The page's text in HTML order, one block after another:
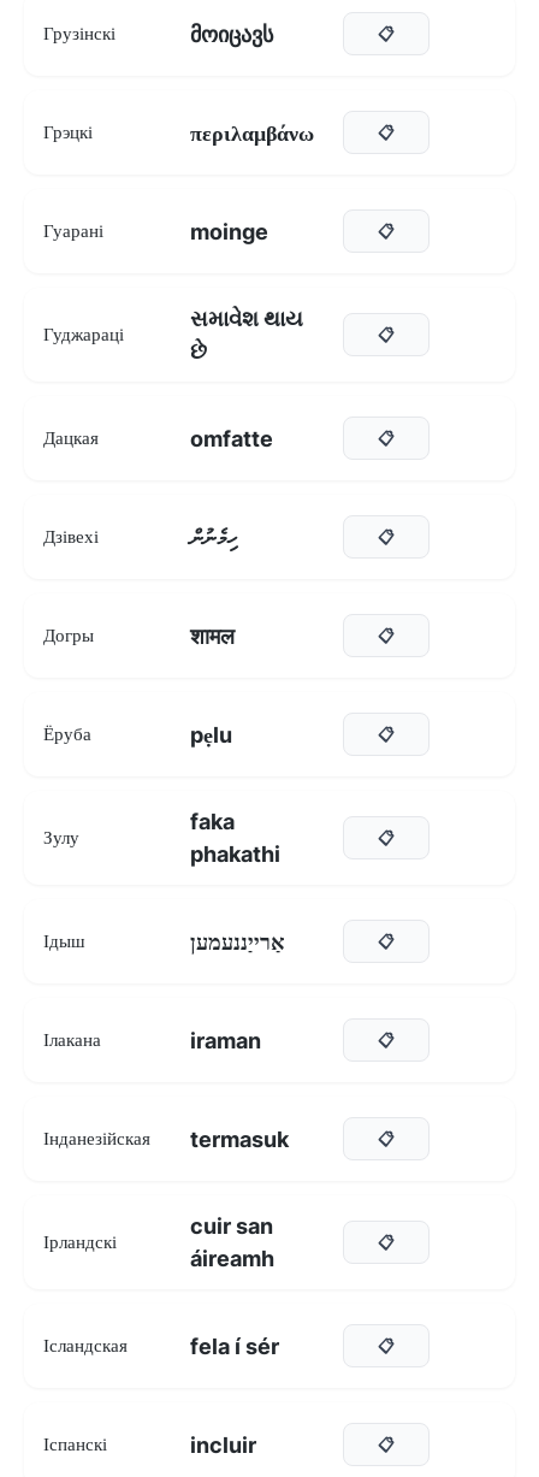
Грузінскі მოიცავს 📋
Грэцкі περιλαμβάνω 📋
Гуарані moinge 📋
Гуджараці
સમાવેશ થાય
છે
📋
Дацкая omfatte 📋
Дзівехі ހިމެނުން 📋
Догры शामल 📋
Ёруба pẹlu 📋
Зулу
faka
phakathi
📋
Ідыш אַרייַננעמען 📋
Ілакана iraman 📋
Інданезійская termasuk 📋
Ірландскі
cuir san
áireamh
📋
Ісландская fela í sér 📋
Іспанскі incluir 📋